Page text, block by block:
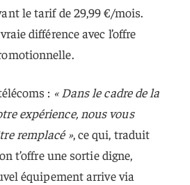
le tarif de 29,99 €/mois.
différence avec l’offre
: « Dans le cadre de la
expérience, nous vous
remplacé », ce qui, traduit
t’offre une sortie digne,
équipement arrive via